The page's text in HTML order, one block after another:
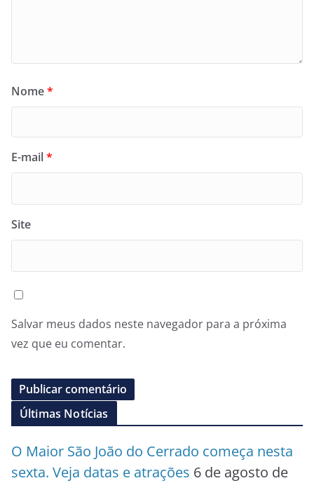
Nome*
E-mail*
Site
Salvar meus dados neste navegador para a próxima
vez que eu comentar.
Últimas Notícias
O Maior São João do Cerrado começa nesta
sexta. Veja datas e atrações 6 de agosto de